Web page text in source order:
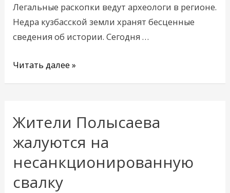
Легальные раскопки ведут археологи в регионе.
Недра кузбасской земли хранят бесценные
сведения об истории. Сегодня …
Таштыкской
культуры
Читать далее »
Жители Полысаева
жалуются на
несанкционированную
свалку
Жители
жалуются
на
несанкционированную